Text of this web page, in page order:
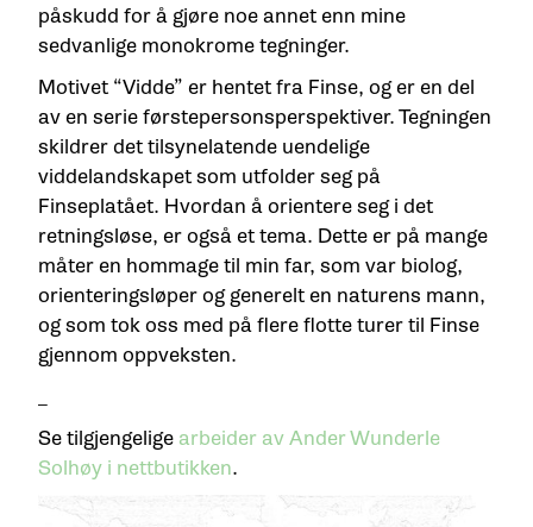
påskudd for å gjøre noe annet enn mine
sedvanlige monokrome tegninger.
Motivet “Vidde” er hentet fra Finse, og er en del
av en serie førstepersonsperspektiver. Tegningen
skildrer det tilsynelatende uendelige
viddelandskapet som utfolder seg på
Finseplatået. Hvordan å orientere seg i det
retningsløse, er også et tema. Dette er på mange
måter en hommage til min far, som var biolog,
orienteringsløper og generelt en naturens mann,
og som tok oss med på flere flotte turer til Finse
gjennom oppveksten.
Se tilgjengelige arbeider av Ander Wunderle
Solhøy i nettbutikken.